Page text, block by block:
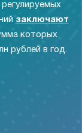
заключают
которых
рублей в год.